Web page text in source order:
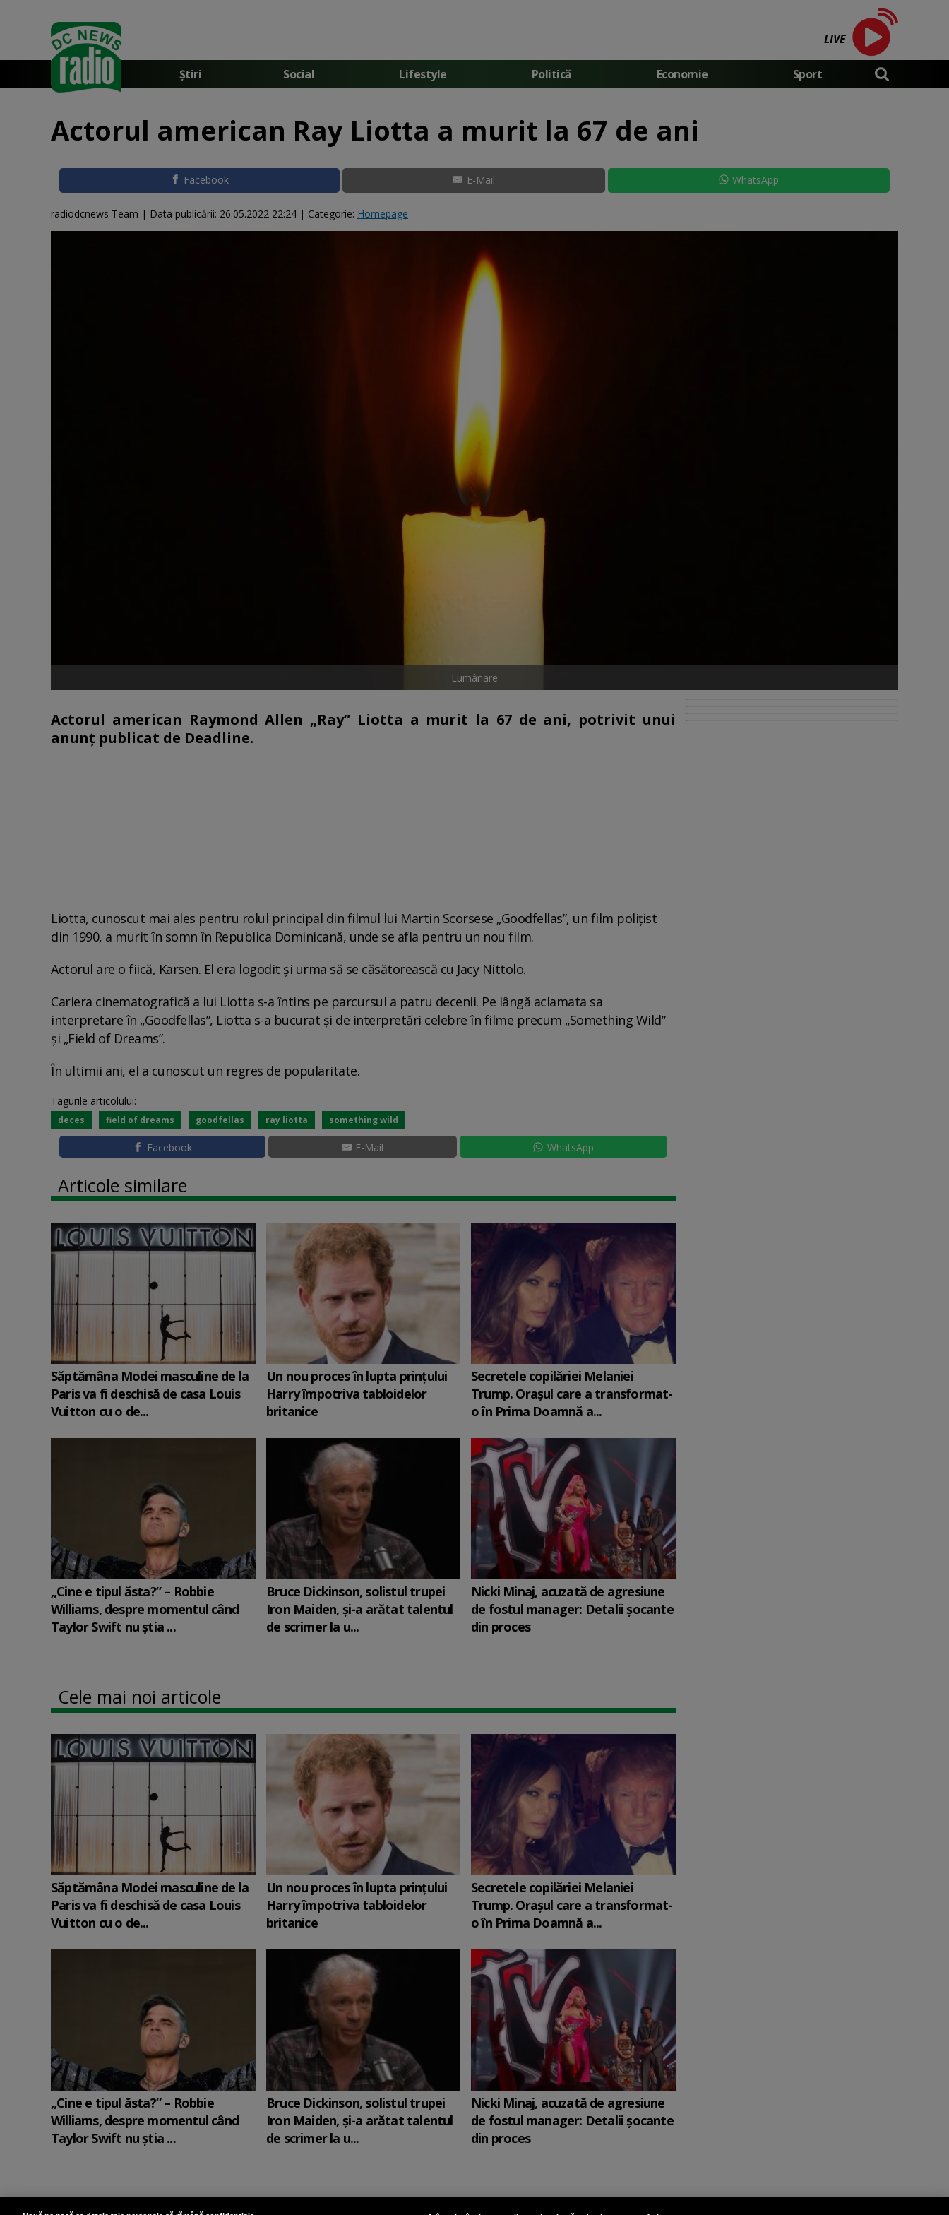
LIVE
Știri Social Lifestyle Politică Economie Sport
Actorul american Ray Liotta a murit la 67 de ani
Facebook E-Mail WhatsApp
radiodcnews Team | Data publicării: 26.05.2022 22:24 | Categorie: Homepage
Lumânare
Actorul american Raymond Allen „Ray” Liotta a murit la 67 de ani, potrivit unui
anunț publicat de Deadline.
Liotta, cunoscut mai ales pentru rolul principal din filmul lui Martin Scorsese „Goodfellas”, un film polițist
din 1990, a murit în somn în Republica Dominicană, unde se afla pentru un nou film.
Actorul are o fiică, Karsen. El era logodit și urma să se căsătorească cu Jacy Nittolo.
Cariera cinematografică a lui Liotta s-a întins pe parcursul a patru decenii. Pe lângă aclamata sa
interpretare în „Goodfellas”, Liotta s-a bucurat și de interpretări celebre în filme precum „Something Wild”
și „Field of Dreams”.
În ultimii ani, el a cunoscut un regres de popularitate.
Tagurile articolului:
deces field of dreams goodfellas ray liotta something wild
Facebook E-Mail WhatsApp
Articole similare
Săptămâna Modei masculine de la
Paris va fi deschisă de casa Louis
Vuitton cu o de...
Un nou proces în lupta prinţului
Harry împotriva tabloidelor
britanice
Secretele copilăriei Melaniei
Trump. Orașul care a transformat-
o în Prima Doamnă a...
„Cine e tipul ăsta?” – Robbie
Williams, despre momentul când
Taylor Swift nu știa ...
Bruce Dickinson, solistul trupei
Iron Maiden, şi-a arătat talentul
de scrimer la u...
Nicki Minaj, acuzată de agresiune
de fostul manager: Detalii șocante
din proces
Cele mai noi articole
Săptămâna Modei masculine de la
Paris va fi deschisă de casa Louis
Vuitton cu o de...
Un nou proces în lupta prinţului
Harry împotriva tabloidelor
britanice
Secretele copilăriei Melaniei
Trump. Orașul care a transformat-
o în Prima Doamnă a...
„Cine e tipul ăsta?” – Robbie
Williams, despre momentul când
Taylor Swift nu știa ...
Bruce Dickinson, solistul trupei
Iron Maiden, şi-a arătat talentul
de scrimer la u...
Nicki Minaj, acuzată de agresiune
de fostul manager: Detalii șocante
din proces